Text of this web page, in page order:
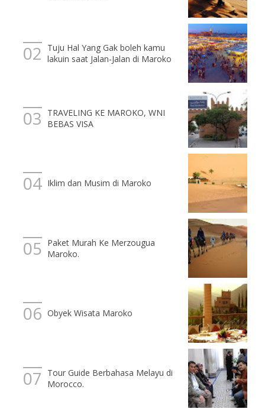
Tuju Hal Yang Gak boleh kamu
lakuin saat Jalan-Jalan di Maroko
TRAVELING KE MAROKO, WNI
BEBAS VISA
Iklim dan Musim di Maroko
Paket Murah Ke Merzougua
Maroko.
Obyek Wisata Maroko
Tour Guide Berbahasa Melayu di
Morocco.